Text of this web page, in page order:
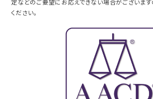
定などのご要望にお応えできない場合がございま
ください。